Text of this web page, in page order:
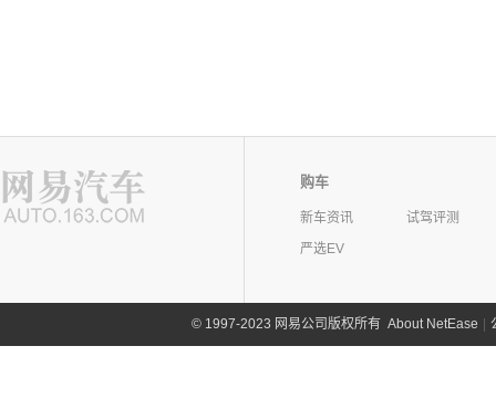
购车
新车资讯
试驾评测
严选EV
©1997-2023 网易公司版权所有 About NetEase